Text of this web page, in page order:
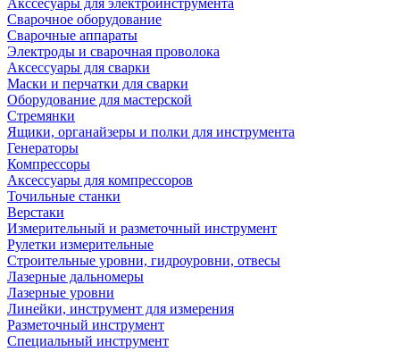
Акссесуары для электроинструмента
Сварочное оборудование
Сварочные аппараты
Электроды и сварочная проволока
Аксессуары для сварки
Маски и перчатки для сварки
Оборудование для мастерской
Стремянки
Ящики, органайзеры и полки для инструмента
Генераторы
Компрессоры
Аксессуары для компрессоров
Точильные станки
Верстаки
Измерительный и разметочный инструмент
Рулетки измерительные
Строительные уровни, гидроуровни, отвесы
Лазерные дальномеры
Лазерные уровни
Линейки, инструмент для измерения
Разметочный инструмент
Специальный инструмент